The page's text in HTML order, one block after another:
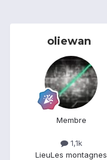
oliewan
Membre
1,1k
LieuLes montagnes